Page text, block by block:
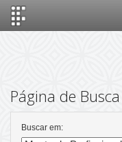
Página de Busca
Buscar em: